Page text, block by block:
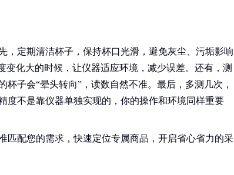
，定期清洁杯子，保持杯口光滑，避免灰尘、污垢影响
化大的时候，让仪器适应环境，减少误差。还有，测
子会“晕头转向”，读数自然不准。最后，多测几次，
度不是靠仪器单独实现的，你的操作和环境同样重要
匹配您的需求，快速定位专属商品，开启省心省力的采